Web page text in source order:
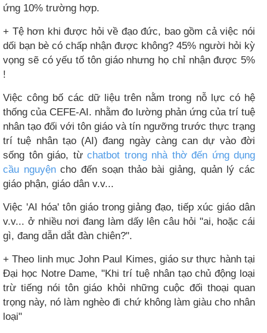
ứng 10% trường hợp.
+ Tệ hơn khi được hỏi về đạo đức, bao gồm cả việc nói
dối bạn bè có chấp nhận được không? 45% người hỏi kỳ
vọng sẽ có yếu tố tôn giáo nhưng họ chỉ nhận được 5%
!
Việc công bố các dữ liệu trên nằm trong nỗ lực có hệ
thống của CEFE-AI. nhằm đo lường phản ứng của trí tuệ
nhân tạo đối với tôn giáo và tín ngưỡng trước thực trạng
trí tuệ nhân tạo (AI) đang ngày càng can dự vào đời
sống tôn giáo, từ chatbot trong nhà thờ đến ứng dụng
cầu nguyệncho đến soạn thảo bài giảng, quản lý các
giáo phận, giáo dân v.v...
Việc 'AI hóa' tôn giáo trong giảng đạo, tiếp xúc giáo dân
v.v... ở nhiều nơi đang làm dấy lên câu hỏi "ai, hoặc cái
gì, đang dẫn dắt đàn chiên?".
+ Theo linh mục John Paul Kimes, giáo sư thực hành tại
Đại học Notre Dame, "Khi trí tuệ nhân tạo chủ động loại
trừ tiếng nói tôn giáo khỏi những cuộc đối thoại quan
trọng này, nó làm nghèo đi chứ không làm giàu cho nhân
loại"